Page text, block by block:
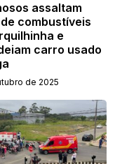
assaltam
combustíveis
e
carro usado
de 2025